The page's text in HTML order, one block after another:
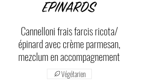
EPINARDS
Cannelloni frais farcis ricota/
épinard avec crème parmesan,
mezclum en accompagnement
Végétarien